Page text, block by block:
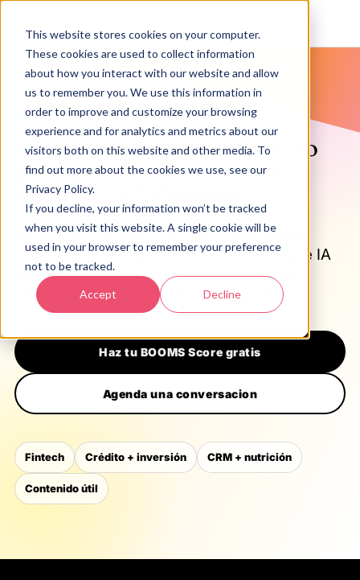
This website stores cookies on your computer.
These cookies are used to collect information
about how you interact with our website and allow
us to remember you. We use this information in
order to improve and customize your browsing
experience and for analytics and metrics about our
visitors both on this website and other media. To
find out more about the cookies we use, see our
Privacy Policy.
If you decline, your information won’t be tracked
when you visit this website. A single cookie will be
used in your browser to remember your preference
not to be tracked.
Accept Decline
FINTECH, BANCOS, SEGUROS E INVERSION
Marketing sector financiero
para ganar confianza sin
competir a billetazos.
Somos tu AI Growth Partner: construimos
sistemas de demanda con estrategia real e IA
para que vendas más y te cueste menos
conseguirlo, sin competir a billetazos.
Haz tu BOOMS Score gratis
Agenda una conversacion
Fintech Crédito + inversión CRM + nutrición
Contenido útil